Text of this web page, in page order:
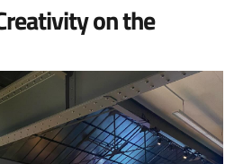
on the